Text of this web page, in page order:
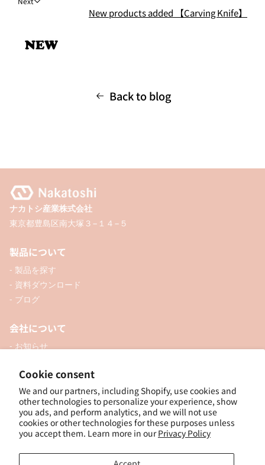
Cookie consent
We and our partners, including Shopify, use cookies and
other technologies to personalize your experience, show
you ads, and perform analytics, and we will not use
cookies or other technologies for these purposes unless
you accept them. Learn more in ourPrivacy Policy
New products added 【Carving Knife】
Back to blog
ナカトシ産業株式会社
東京都豊島区南大塚３−１４−５
製品について
- 製品を探す
- 資料ダウンロード
- ブログ
会社について
- お知らせ
- 口座開設
- お問い合わせ
ソーシャル